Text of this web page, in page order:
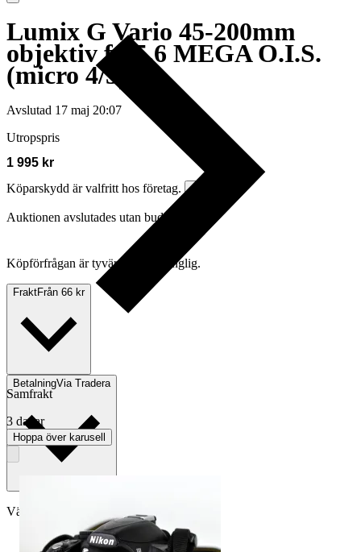
Lumix G Vario 45-200mm
objektiv f4-5.6 MEGA O.I.S.
(micro 4/3)
Avslutad 17 maj 20:07
Utropspris
1 995 kr
Köparskydd är valfritt hos företag.
Läs mer
Auktionen avslutades utan bud
Köpförfrågan är tyvärr inte tillgänglig.
FraktFrån 66 kr
BetalningVia Tradera
Välj till köparskydd
Samfrakt
3 dagar
Hoppa över karusell